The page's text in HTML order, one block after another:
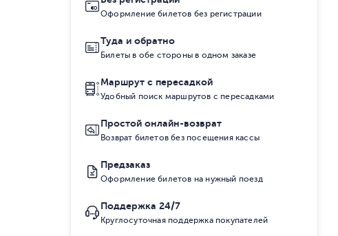
Оформление билетов без регистрации
Туда и обратно
Билеты в обе стороны в одном заказе
Маршрут с пересадкой
Удобный поиск маршрутов с пересадками
Простой онлайн-возврат
Возврат билетов без посещения кассы
Предзаказ
Оформление билетов на нужный поезд
Поддержка 24/7
Круглосуточная поддержка покупателей